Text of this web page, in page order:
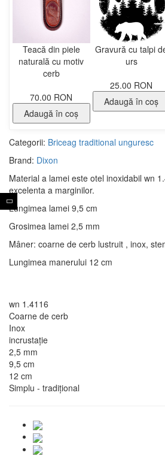
Teacă din piele
naturală cu motiv
cerb
70.00 RON
Adaugă în coş
Gravură cu talpi
urs
25.00 RON
Adaugă în coş
Categorii: Briceag traditional unguresc
Brand: Dixon
Material a lamei este otel inoxidabil wn
excelenta a marginilor.
Lungimea lamei 9,5 cm
Grosimea lamei 2,5 mm
Mâner: coarne de cerb lustruit , inox,
Lungimea manerului 12 cm
wn 1.4116
Coarne de cerb
Inox
incrustație
2,5 mm
9,5 cm
12 cm
Simplu - tradiţional